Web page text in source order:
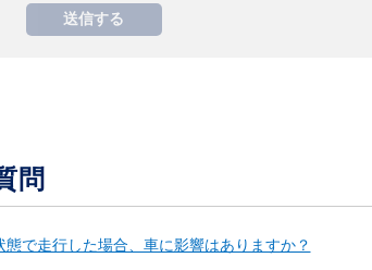
問
で走行した場合、車に影響はありますか？